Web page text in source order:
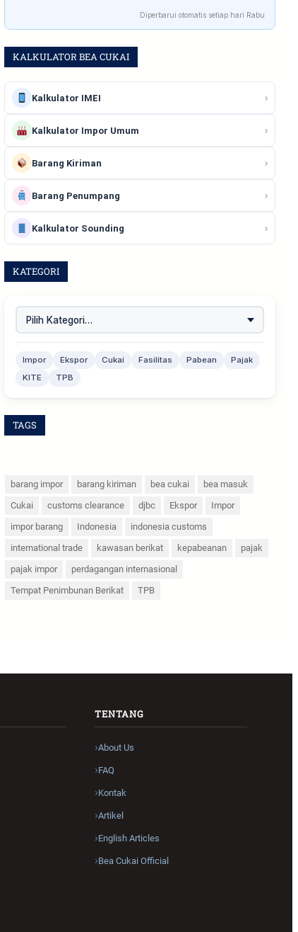
Diperbarui otomatis setiap hari Rabu
KALKULATOR BEA CUKAI
Kalkulator IMEI ›
Kalkulator Impor Umum ›
Barang Kiriman ›
Barang Penumpang ›
Kalkulator Sounding ›
KATEGORI
Impor Ekspor Cukai Fasilitas Pabean
Pajak
KITE
TPB
TAGS
barang impor barang kiriman bea cukai
bea masuk
Cukai
customs clearance djbc Ekspor
Impor
impor barang
Indonesia
indonesia customs
international trade
kawasan berikat kepabeanan
pajak
pajak impor
perdagangan internasional
Tempat Penimbunan Berikat
TPB
TENTANG
About Us
FAQ
Kontak
Artikel
English Articles
Bea Cukai Official